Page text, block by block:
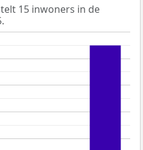
15 inwoners in de